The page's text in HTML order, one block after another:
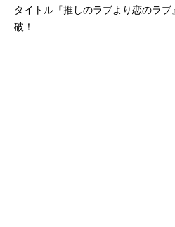
タイトル『推しのラブより恋のラ
破！